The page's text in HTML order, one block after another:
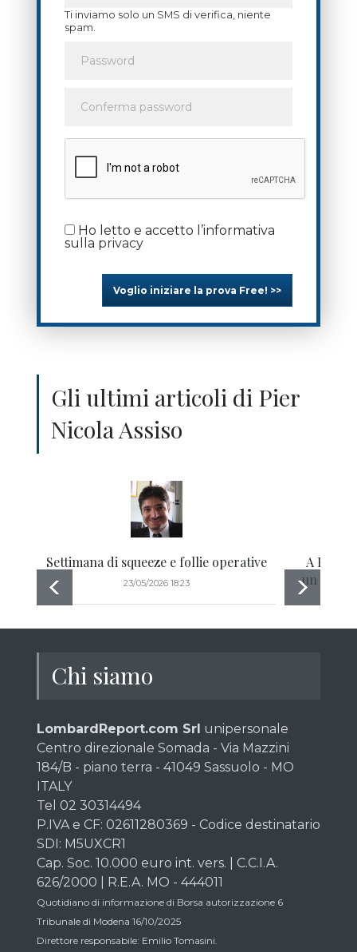
Ti inviamo solo un SMS di verifica, niente
spam.
Ho letto e accetto l’informativa
sulla privacy
Voglio iniziare la prova Free! >>
Gli ultimi articoli di Pier
Nicola Assiso
Settimana di squeeze e follie operative
23/05/2026 18:23
A
un dono
Chi siamo
LombardReport.com Srl unipersonale
Centro direzionale Somada - Via Mazzini
184/B - piano terra - 41049 Sassuolo - MO
ITALY
Tel 02 30314494
P.IVA e CF: 02611280369 - Codice destinatario
SDI: M5UXCR1
Cap. Soc. 10.000 euro int. vers. | C.C.I.A.
626/2000 | R.E.A. MO - 444011
Quotidiano di informazione di Borsa autorizzazione 6
Tribunale di Modena 16/10/2025
Direttore responsabile: Emilio Tomasini.